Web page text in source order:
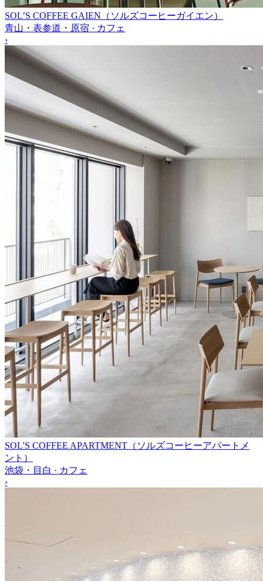
SOL’S COFFEE GAIEN（ソルズコーヒーガイエン）
青山・表参道・原宿 · カフェ
›
SOL'S COFFEE APARTMENT（ソルズコーヒーアパートメ
ント）
池袋・目白 · カフェ
›